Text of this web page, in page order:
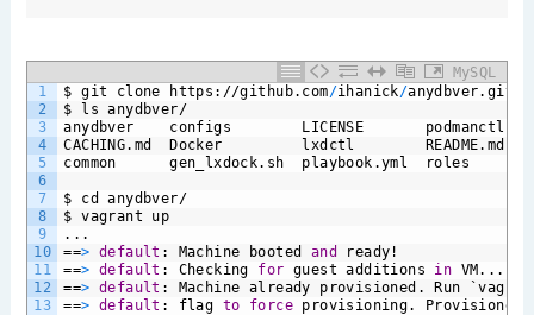
MySQL
1
2
3
4
5
6
7
8
9
10
11
12
13
$ git clone https://github.com/ihanick/anydbver.git
$
ls
anydbver/
anydbver
configs LICENSE podmanctl
CACHING.md
Docker lxdctl README.md
common
gen_lxdock.sh playbook.yml roles
$ cd
anydbver/
$ vagrant
up
...
==> default : Machine booted and
ready!
==> default : Checking for guest additions in VM...
==> default : Machine already provisioned. Run
==> default : flag to force provisioning. Provisioners